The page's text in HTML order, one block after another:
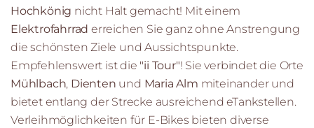
Hochkönig nicht Halt gemacht! Mit einem
Elektrofahrrad erreichen Sie ganz ohne Anstrengung
die schönsten Ziele und Aussichtspunkte.
Empfehlenswert ist die "ii Tour"! Sie verbindet die Orte
Mühlbach, Dienten und Maria Alm miteinander und
bietet entlang der Strecke ausreichend eTankstellen.
Verleihmöglichkeiten für E-Bikes bieten diverse